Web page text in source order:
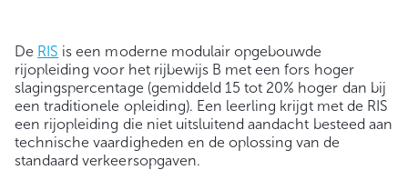
De RIS is een moderne modulair opgebouwde
rijopleiding voor het rijbewijs B met een fors hoger
slagingspercentage (gemiddeld 15 tot 20% hoger dan bij
een traditionele opleiding). Een leerling krijgt met de RIS
een rijopleiding die niet uitsluitend aandacht besteed aan
technische vaardigheden en de oplossing van de
standaard verkeersopgaven.